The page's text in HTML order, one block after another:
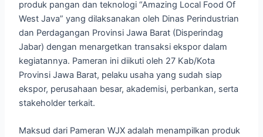
produk pangan dan teknologi “Amazing Local Food Of
West Java” yang dilaksanakan oleh Dinas Perindustrian
dan Perdagangan Provinsi Jawa Barat (Disperindag
Jabar) dengan menargetkan transaksi ekspor dalam
kegiatannya. Pameran ini diikuti oleh 27 Kab/Kota
Provinsi Jawa Barat, pelaku usaha yang sudah siap
ekspor, perusahaan besar, akademisi, perbankan, serta
stakeholder terkait.
Maksud dari Pameran WJX adalah menampilkan produk